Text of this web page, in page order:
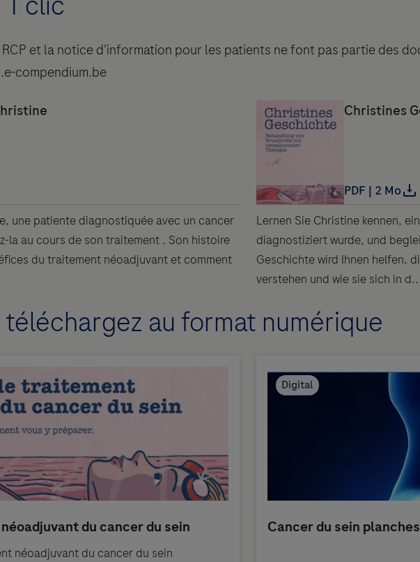
et la notice d'information pour les patients ne font pas partie des
compendium.be
une patiente diagnostiquée avec un cancer
la au cours de son traitement . Son histoire
du traitement néoadjuvant et comment
Lernen Sie Christine kennen,
diagnostiziert wurde, und
Geschichte wird Ihnen helfen,
verstehen und wie sie sich in d...
au format numérique
néoadjuvant du cancer du sein